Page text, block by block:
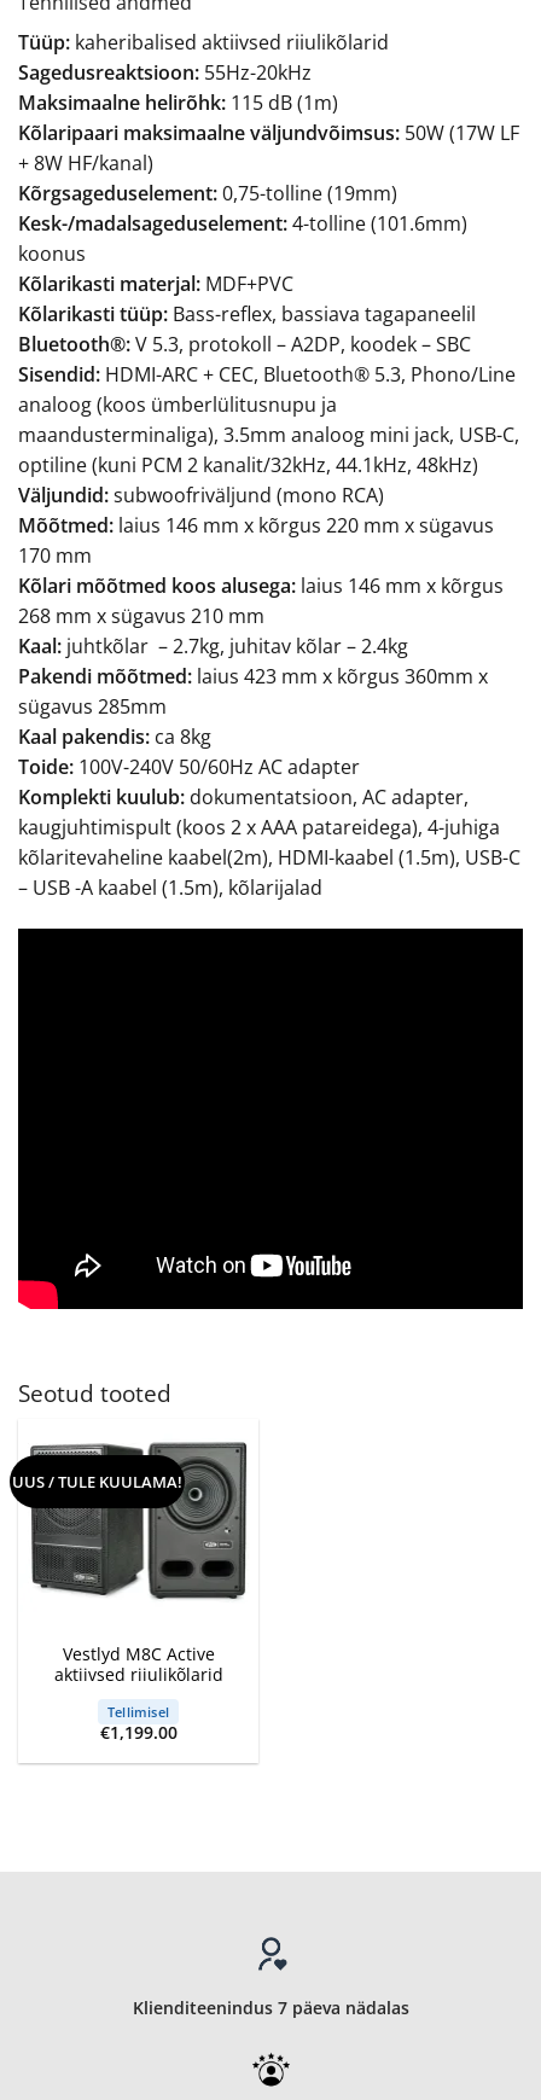
Tüüp: kaheribalised aktiivsed riiulikõlarid
Sagedusreaktsioon: 55Hz-20kHz
Maksimaalne helirõhk: 115 dB (1m)
Kõlaripaari maksimaalne väljundvõimsus: 50W (17W LF
+ 8W HF/kanal)
Kõrgsageduselement:0,75-tolline (19mm)
Kesk-/madalsageduselement:4-tolline (101.6mm)
koonus
Kõlarikasti materjal: MDF+PVC
Kõlarikasti tüüp: Bass-reflex, bassiava tagapaneelil
Bluetooth®:V 5.3, protokoll – A2DP, koodek – SBC
Sisendid: HDMI-ARC + CEC, Bluetooth® 5.3, Phono/Line
analoog (koos ümberlülitusnupu ja
maandusterminaliga), 3.5mm analoog mini jack, USB-C,
optiline (kuni PCM 2 kanalit/32kHz, 44.1kHz, 48kHz)
Väljundid:subwoofriväljund (mono RCA)
Mõõtmed: laius 146 mm x kõrgus 220 mm x sügavus
170 mm
Kõlari mõõtmed koos alusega: laius 146 mm x kõrgus
268 mm x sügavus 210 mm
Kaal: juhtkõlar – 2.7kg, juhitav kõlar – 2.4kg
Pakendi mõõtmed: laius 423 mm x kõrgus 360mm x
sügavus 285mm
Kaal pakendis: ca 8kg
Toide: 100V-240V 50/60Hz AC adapter
Komplekti kuulub: dokumentatsioon, AC adapter,
kaugjuhtimispult (koos 2 x AAA patareidega), 4-juhiga
kõlaritevaheline kaabel(2m), HDMI-kaabel (1.5m), USB-C
– USB -A kaabel (1.5m), kõlarijalad
Seotud tooted
UUS / TULE KUULAMA!
Vestlyd M8C Active
aktiivsed riiulikõlarid
Tellimisel
€1,199.00
Klienditeenindus 7 päeva nädalas